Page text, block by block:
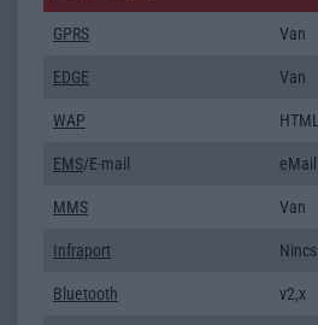
GPRS Van
EDGE Van
WAP HTML
EMS/E-mail eMail
MMS Van
Infraport Nincs
Bluetooth v2,x